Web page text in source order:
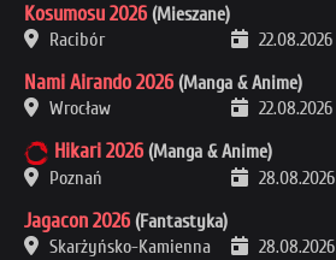
Kosumosu 2026 (Mieszane)
Racibór
22.08.2026
Nami Airando 2026 (Manga & Anime)
Wrocław
22.08.2026
Hikari 2026 (Manga & Anime)
Poznań
28.08.2026
Jagacon 2026 (Fantastyka)
Skarżyńsko-Kamienna
28.08.2026